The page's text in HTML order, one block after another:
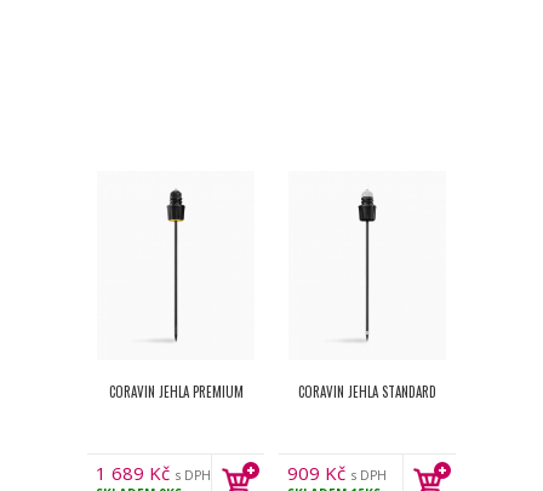
CORAVIN JEHLA PREMIUM
1 689 Kč s DPH
CORAVIN JEHLA STANDARD
909 Kč s DPH